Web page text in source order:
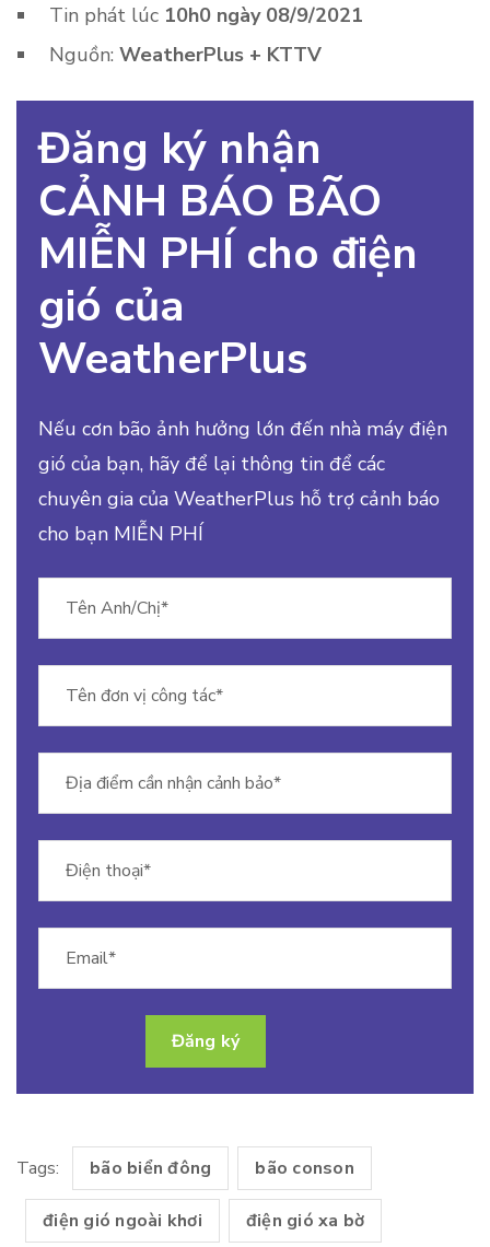
Tin phát lúc 10h0 ngày 08/9/2021
Nguồn: WeatherPlus + KTTV
Đăng ký nhận
CẢNH BÁO BÃO
MIỄN PHÍ cho điện
gió của
WeatherPlus
Nếu cơn bão ảnh hưởng lớn đến nhà máy điện
gió của bạn, hãy để lại thông tin để các
chuyên gia của WeatherPlus hỗ trợ cảnh báo
cho bạn MIỄN PHÍ
Tags: bão biển đông bão conson
điện gió ngoài khơi điện gió xa bờ